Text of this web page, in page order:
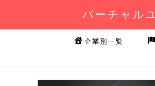
バーチャル
企業別一覧